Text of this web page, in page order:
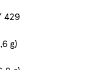
429
g)